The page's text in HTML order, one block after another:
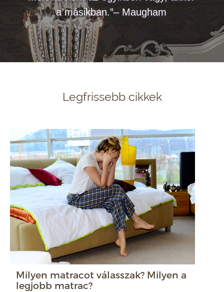
a másikban.”– Maugham
Legfrissebb cikkek
Milyen matracot válasszak? Milyen a
legjobb matrac?